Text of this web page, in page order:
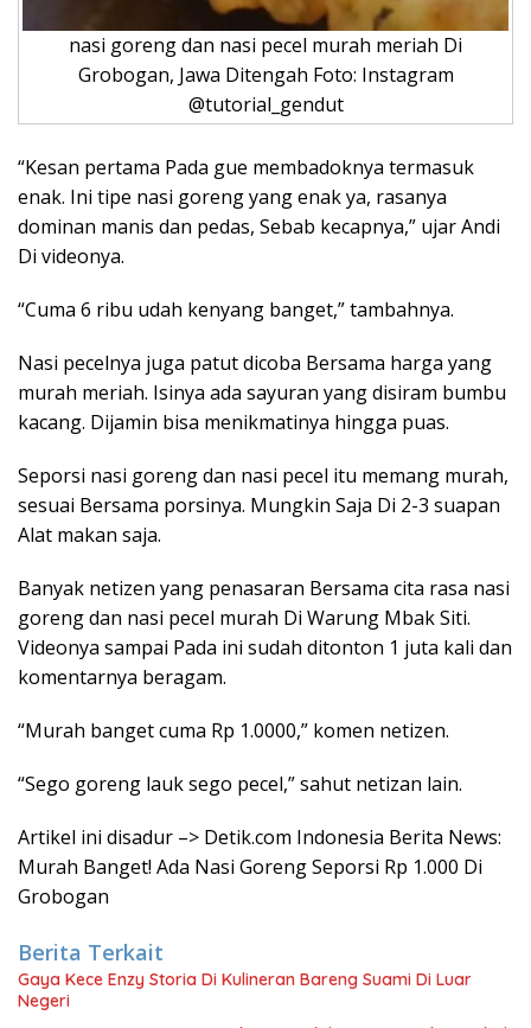
nasi goreng dan nasi pecel murah meriah Di
Grobogan, Jawa Ditengah Foto: Instagram
@tutorial_gendut
“Kesan pertama Pada gue membadoknya termasuk
enak. Ini tipe nasi goreng yang enak ya, rasanya
dominan manis dan pedas, Sebab kecapnya,” ujar Andi
Di videonya.
“Cuma 6 ribu udah kenyang banget,” tambahnya.
Nasi pecelnya juga patut dicoba Bersama harga yang
murah meriah. Isinya ada sayuran yang disiram bumbu
kacang. Dijamin bisa menikmatinya hingga puas.
Seporsi nasi goreng dan nasi pecel itu memang murah,
sesuai Bersama porsinya. Mungkin Saja Di 2-3 suapan
Alat makan saja.
Banyak netizen yang penasaran Bersama cita rasa nasi
goreng dan nasi pecel murah Di Warung Mbak Siti.
Videonya sampai Pada ini sudah ditonton 1 juta kali dan
komentarnya beragam.
“Murah banget cuma Rp 1.0000,” komen netizen.
“Sego goreng lauk sego pecel,” sahut netizan lain.
Artikel ini disadur –> Detik.com Indonesia Berita News:
Murah Banget! Ada Nasi Goreng Seporsi Rp 1.000 Di
Grobogan
Berita Terkait
Gaya Kece Enzy Storia Di Kulineran Bareng Suami Di Luar
Negeri